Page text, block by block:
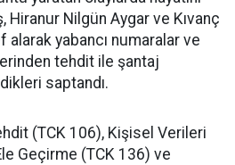
Hiranur Nilgün Aygar ve Kıvanç
alarak yabancı numaralar ve
tehdit ile şantaj
saptandı.
(TCK 106), Kişisel Verileri
Geçirme (TCK 136) ve